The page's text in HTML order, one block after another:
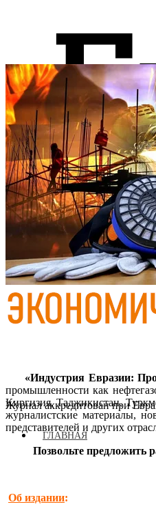
Журнал аккредитован при
ГЛАВНАЯ
«Индустрия Евразии:
промышленности как
Киргизия, Таджикистан,
журналистские материалы,
представителей и других
Позвольте предложить
Об издании: